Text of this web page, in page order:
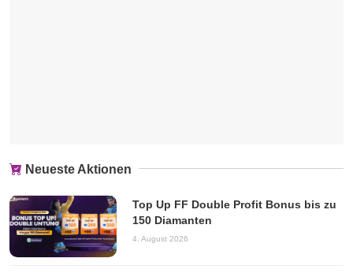
Neueste Aktionen
Top Up FF Double Profit Bonus bis zu
150 Diamanten
4. August 2026